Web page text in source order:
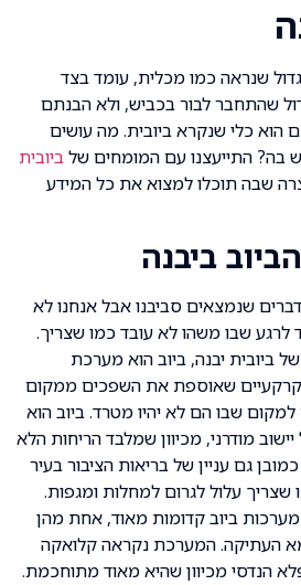
שנראה כמו מכלית, עומד בצד
שהתחבר לבור בכביש, ולא הבנתם
כלי שנקרא ביובית. מה עושים
בה? התייעצנו עם המומחים שלביובית
שבה תוכלו למצוא את כל המידע
ביבנה
שנמצאים סביבנו אבל אנחנו לא
שבו משהו לא עובד כמו שצריך.
ביובית יבנה, ביוב הוא מערכת
שאוספת את השפכים ממקום
שבו הם לא יהיו מטרד. ביוב הוא
מודרני, מכיוון שמלבד הריחות הלא
גם עניין של בריאות הציבור בעיר
שצריך עלול לגרום למחלות ומגפות.
ביוב קדומות מאוד, אחת מהן
העתיקה. המערכת נקראה קלואקה
הנדסי מכיוון שהיא מאוד מתוחכמת.